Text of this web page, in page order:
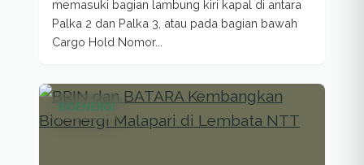
memasuki bagian lambung kiri kapal di antara
Palka 2 dan Palka 3, atau pada bagian bawah
Cargo Hold Nomor...
BIOENERGI